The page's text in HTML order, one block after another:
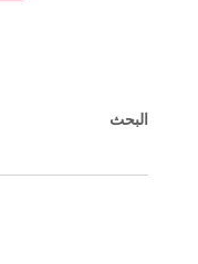
البحث